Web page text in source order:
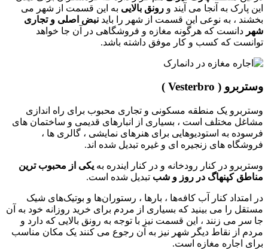
این پارک به آنجا می آیند و رونق بالایی به این قسمت از شهر می
بخشند ، به نوعی این قسمت از شهر را باید نبض اصلی و تجاری
شهر دانست که هرگونه مغازه و فروشگاهی در آن جا خواهد
توانست که کسب و کار موفق داشته باشد.
وستربرو ( Vesterbro )
وستربرو یک منطقه مسکونی و تجاری محبوب برای راه اندازی
مشاغل مختلف است ، بسیاری از انبارهای قدیمی و ساختمان های
فرسوده به استودیوهایی برای هنرهای نمایشی ، گالری ها ،
فروشگاه های زنجیره ای و غیره تبدیل شده اند.
وستربرو در کنار رودخانه و در کنار ایندره به یکی از محبوب ترین
مناطق کپنهاگ در روز و شب تبدیل شده است.
در امتداد کنار آب کافه‌ها ، بارها ، رستوران‌ها و بوتیک‌های شیک
مستقل را می بینید که بسیاری از مردم برای خرید روزانه خود به آن
جا سر می زنند ، این قسمت نیز با توجه به رونق بالایی که دارد و
مردم از نقاط دیگر شهر نیز به آن رجوع می کنند یک مکان مناسب
برای اجاره مغازه است.